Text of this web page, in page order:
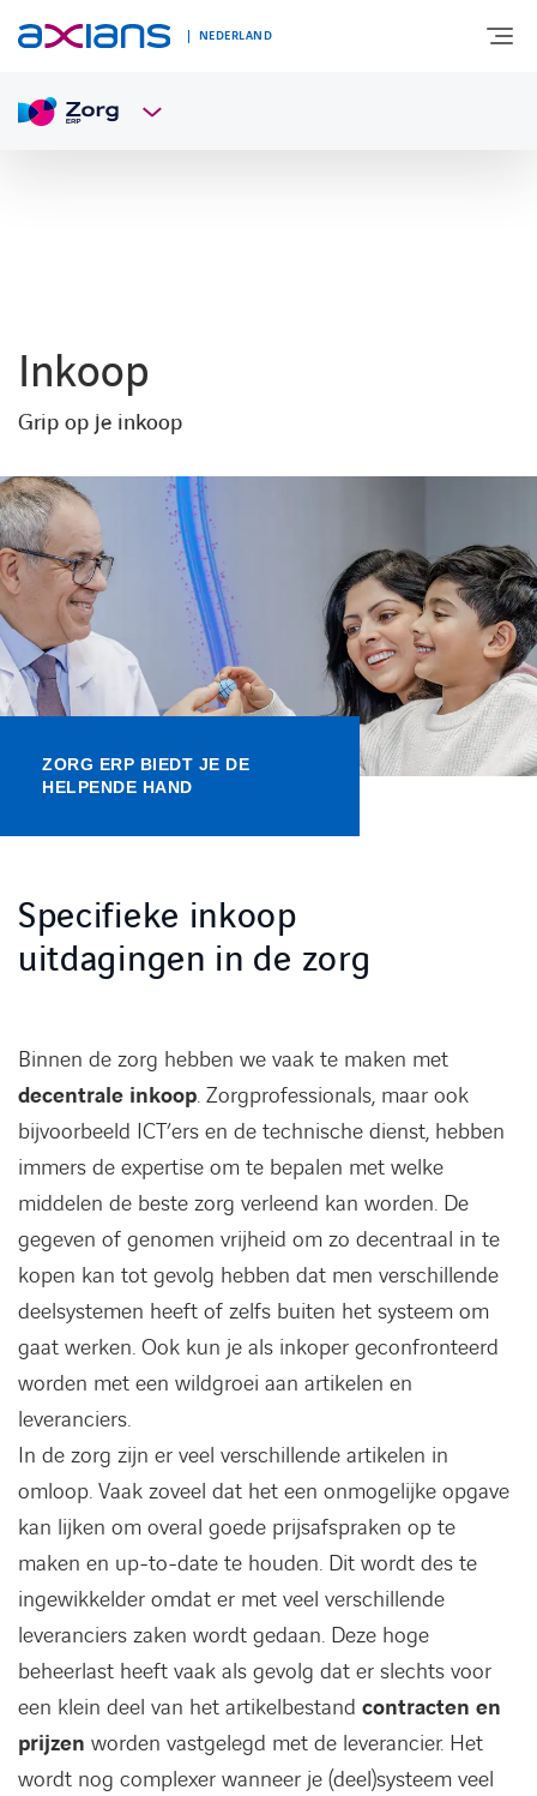
NEDERLAND
NIEUWS & INSPIRATIE
Nieuws
Kennisbank
Referenties
Events
Contact
Inkoop
Grip op je inkoop
ZORG ERP BIEDT JE DE
HELPENDE HAND
Specifieke inkoop
uitdagingen in de zorg
Binnen de zorg hebben we vaak te maken met
decentrale inkoop. Zorgprofessionals, maar ook
bijvoorbeeld ICT’ers en de technische dienst, hebben
immers de expertise om te bepalen met welke
middelen de beste zorg verleend kan worden. De
gegeven of genomen vrijheid om zo decentraal in te
kopen kan tot gevolg hebben dat men verschillende
deelsystemen heeft of zelfs buiten het systeem om
gaat werken. Ook kun je als inkoper geconfronteerd
worden met een wildgroei aan artikelen en
leveranciers.
In de zorg zijn er veel verschillende artikelen in
omloop. Vaak zoveel dat het een onmogelijke opgave
kan lijken om overal goede prijsafspraken op te
maken en up-to-date te houden. Dit wordt des te
ingewikkelder omdat er met veel verschillende
leveranciers zaken wordt gedaan. Deze hoge
beheerlast heeft vaak als gevolg dat er slechts voor
een klein deel van het artikelbestand contracten en
prijzen worden vastgelegd met de leverancier. Het
wordt nog complexer wanneer je (deel)systeem veel